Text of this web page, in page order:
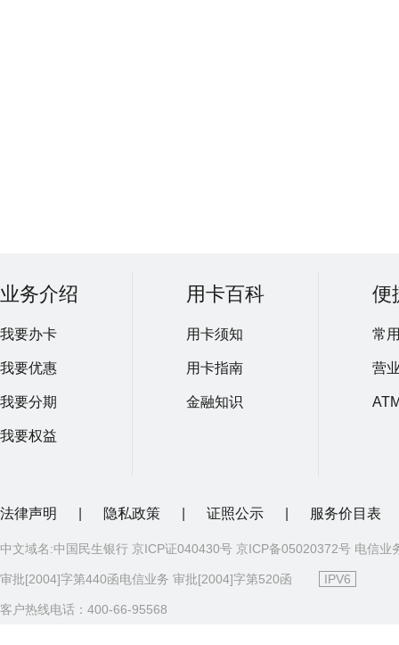
业务介绍
我要办卡
我要优惠
我要分期
我要权益
用卡百科
用卡须知
用卡指南
金融知识
便
常
营
法律声明 隐私政策 证照公示 服务价目表
中文域名:中国民生银行 京ICP证040430号 京ICP备05020372号 电信业
审批[2004]字第440函电信业务 审批[2004]字第520函 IPV6
客户热线电话：400-66-95568